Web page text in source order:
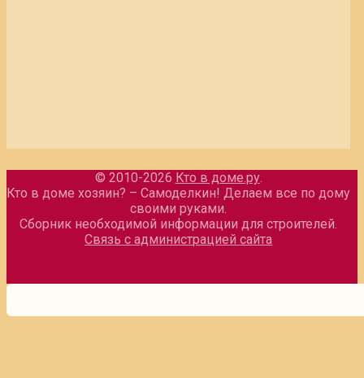
© 2010-2026 Кто в доме.ру.
Кто в доме хозяин? – Самоделкин! Делаем все по дому
своими руками.
Сборник необходимой информации для строителей.
Связь с администрацией сайта